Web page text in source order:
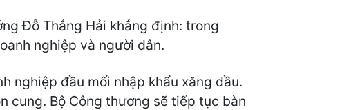
Đỗ Thắng Hải khẳng định: trong
nghiệp và người dân.
nghiệp đầu mối nhập khẩu xăng dầu.
cung. Bộ Công thương sẽ tiếp tục bàn